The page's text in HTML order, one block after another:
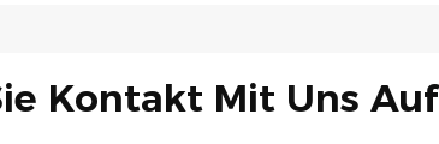
Kontakt Mit Uns Auf